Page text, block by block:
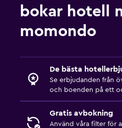
bokar hotell
momondo
De bästa
Se erbjudanden från
och boenden på ett
Gratis avbokning
Använd våra filter för